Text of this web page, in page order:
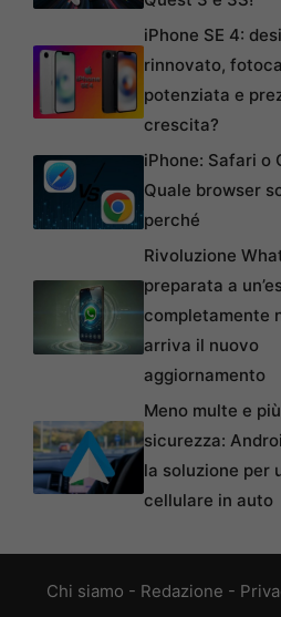
iPhone SE 4:
rinnovato,
potenziata e
crescita?
iPhone: Safari o
Quale browser
perché
Rivoluzione
preparata a
completamente
arriva il nuovo
aggiornamento
Meno multe e più
sicurezza:
la soluzione per
cellulare in auto
Chi siamo - Redazione -